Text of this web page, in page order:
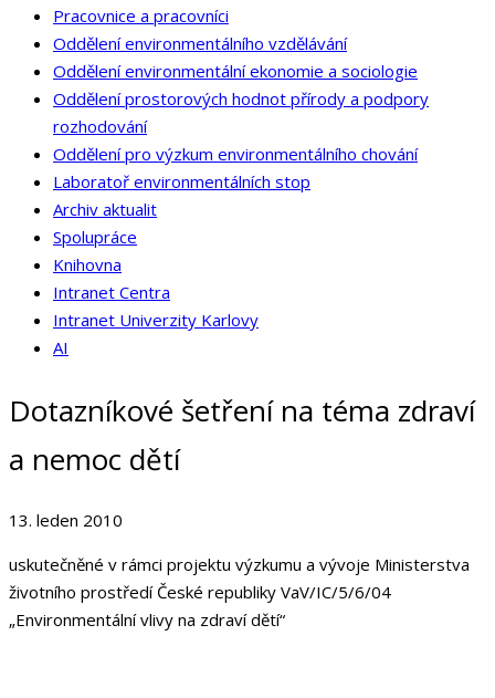
Pracovnice a pracovníci
Oddělení environmentálního vzdělávání
Oddělení environmentální ekonomie a sociologie
Oddělení prostorových hodnot přírody a podpory
rozhodování
Oddělení pro výzkum environmentálního chování
Laboratoř environmentálních stop
Archiv aktualit
Spolupráce
Knihovna
Intranet Centra
Intranet Univerzity Karlovy
AI
Dotazníkové šetření na téma zdraví
a nemoc dětí
13. leden 2010
uskutečněné v rámci projektu výzkumu a vývoje Ministerstva
životního prostředí České republiky VaV/IC/5/6/04
„Environmentální vlivy na zdraví dětí“